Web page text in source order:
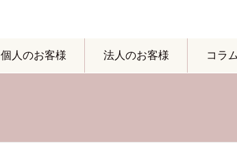
個人のお客様 法人のお客様 コラ